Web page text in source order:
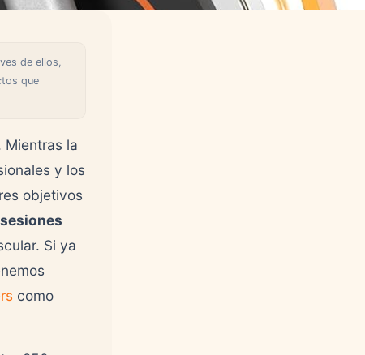
de ellos,
que
la
y los
objetivos
Si ya
como